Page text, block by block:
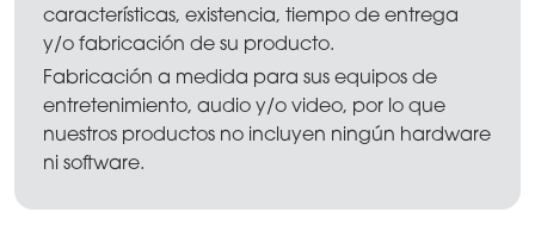
características, existencia, tiempo de entrega
y/o fabricación de su producto.
Fabricación a medida para sus equipos de
entretenimiento, audio y/o video, por lo que
nuestros productos no incluyen ningún hardware
ni software.